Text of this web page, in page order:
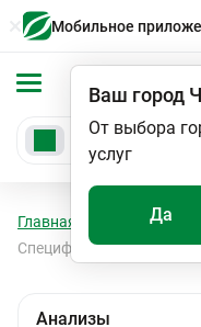
Мобильное
Ваш город
От выбора
услуг
Да
Главная Анализы
Специфические Ig E к